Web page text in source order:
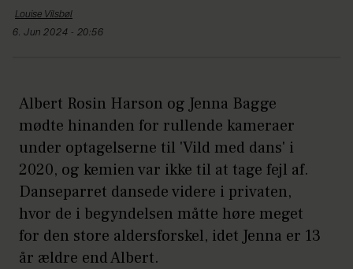
Louise Vilsbøl
6. Jun 2024 - 20:56
Albert Rosin Harson og Jenna Bagge
mødte hinanden for rullende kameraer
under optagelserne til 'Vild med dans' i
2020, og kemien var ikke til at tage fejl af.
Danseparret dansede videre i privaten,
hvor de i begyndelsen måtte høre meget
for den store aldersforskel, idet Jenna er 13
år ældre end Albert.